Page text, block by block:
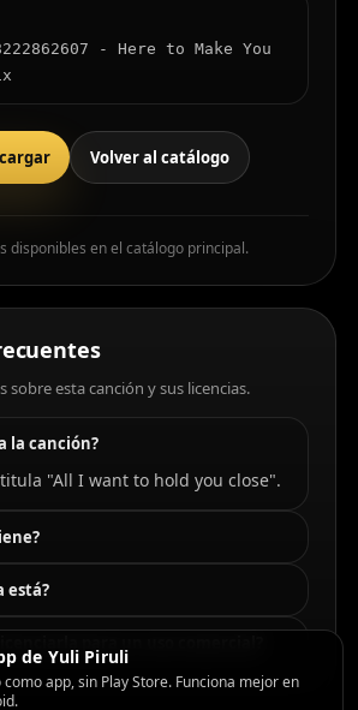
- Here to Make You
Volver al catálogo
disponibles en el catálogo principal.
sobre esta canción y sus licencias.
la canción?
"All I want to hold you close".
está?
para un uso comercial?
de Yuli Piruli
app, sin Play Store. Funciona mejor en